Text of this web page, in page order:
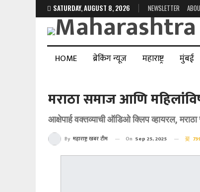
SATURDAY, AUGUST 8, 2026 NEWSLETTER
HOME ब्रेकिंग न्यूज महाराष्ट्र मुंबई
मराठा समाज आणि
आक्षेपार्ह वक्तव्याची ऑडिओ क्लिप व्हायरल,
By महाराष्ट्र खबर टीम On Sep 25, 2025